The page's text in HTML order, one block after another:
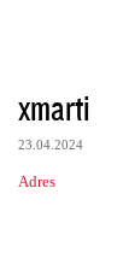
xmarti
23.04.2024
Adres